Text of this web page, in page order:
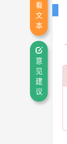
看
文
本
意
见
建
议